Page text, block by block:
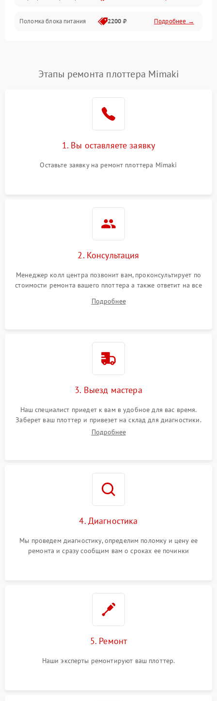
Интерфейсы
Поломка блока питания 2200 ₽ Подробнее →
Этапы ремонта плоттера Mimaki
1. Вы оставляете заявку
Оставьте заявку на ремонт плоттера Mimaki
2. Консультация
Менеджер колл центра позвонит вам, проконсультирует по
стоимости ремонта вашего плоттера а также ответит на все
Подробнее
3. Выезд мастера
Наш специалист приедет к вам в удобное для вас время.
Заберет ваш плоттер и привезет на склад для диагностики.
Подробнее
4. Диагностика
Мы проведем диагностику, определим поломку и цену ее
ремонта и сразу сообщим вам о сроках ее починки
5. Ремонт
Наши эксперты ремонтируют ваш плоттер.